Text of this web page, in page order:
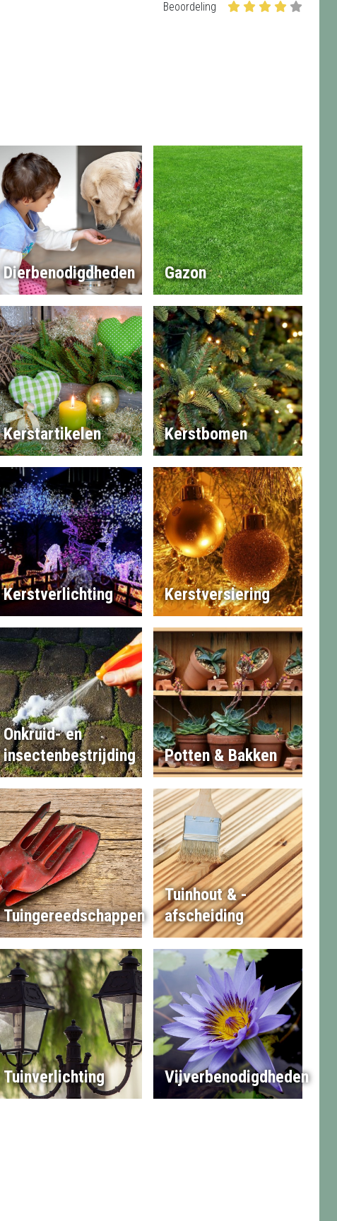
Beoordeling
Dierbenodigdheden Gazon
Kerstartikelen Kerstbomen
Kerstverlichting Kerstversiering
Onkruid- en
insectenbestrijding
Potten & Bakken
Tuingereedschappen
Tuinhout & -
afscheiding
Tuinverlichting Vijverbenodigdheden